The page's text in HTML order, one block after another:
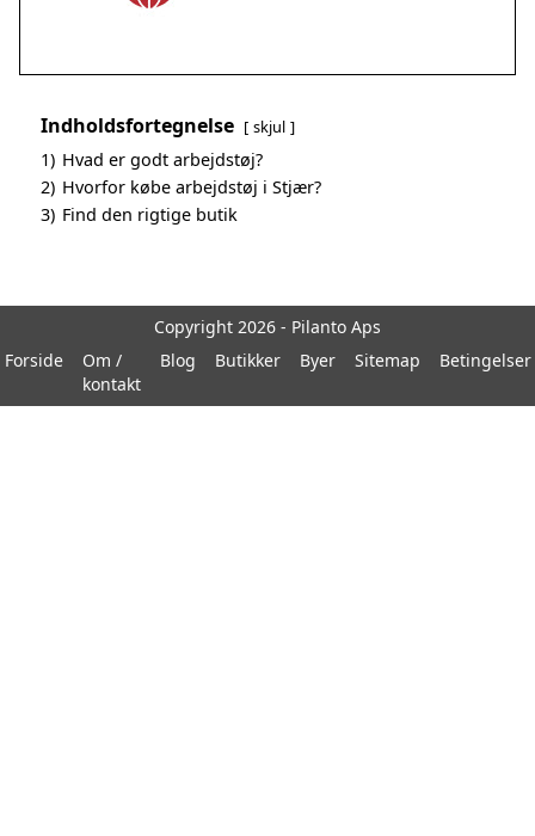
Indholdsfortegnelse skjul
1) Hvad er godt arbejdstøj?
2) Hvorfor købe arbejdstøj i Stjær?
3) Find den rigtige butik
Copyright 2026 - Pilanto Aps
Forside
Om /
kontakt
Blog Butikker Byer Sitemap Betingelser